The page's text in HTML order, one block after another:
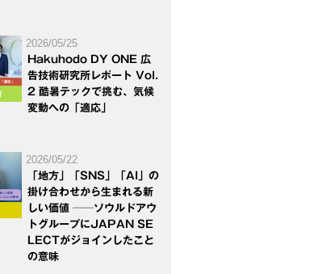
2026/05/25
Hakuhodo DY ONE 広
告技術研究所レポート Vol.
2 酷暑テックで挑む、気候
変動への「適応」
2026/05/22
「地方」「SNS」「AI」の
掛け合わせから生まれる新
しい価値 ──ソウルドアウ
トグループにJAPAN SE
LECTがジョインしたこと
の意味